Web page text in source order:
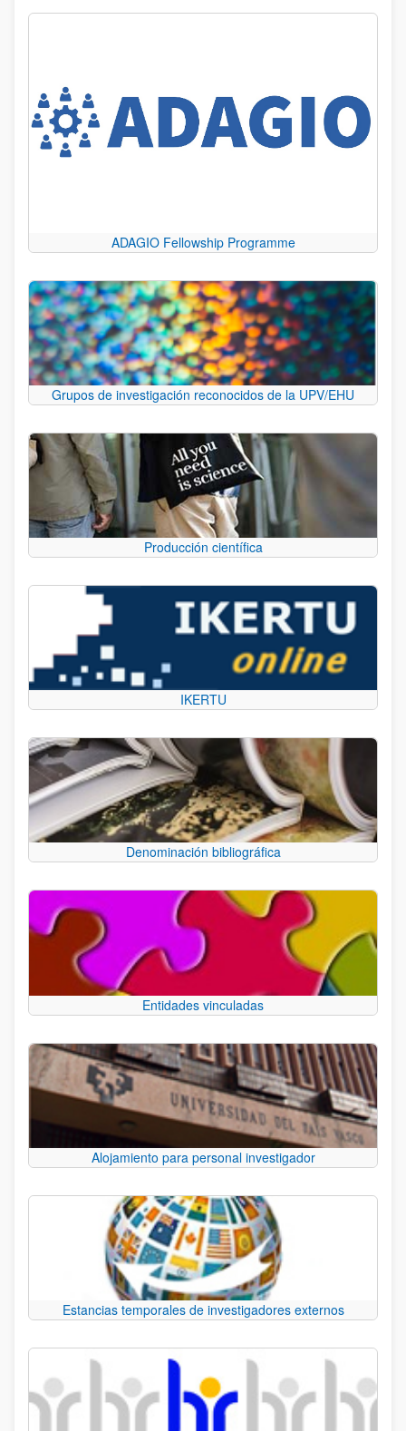
ADAGIO Fellowship Programme
Grupos de investigación reconocidos de la UPV/EHU
Producción científica
IKERTU
Denominación bibliográfica
Entidades vinculadas
Alojamiento para personal investigador
Estancias temporales de investigadores externos